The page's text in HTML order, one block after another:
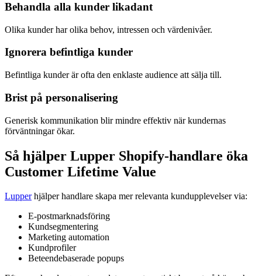
Behandla alla kunder likadant
Olika kunder har olika behov, intressen och värdenivåer.
Ignorera befintliga kunder
Befintliga kunder är ofta den enklaste audience att sälja till.
Brist på personalisering
Generisk kommunikation blir mindre effektiv när kundernas
förväntningar ökar.
Så hjälper Lupper Shopify-handlare öka
Customer Lifetime Value
Lupperhjälper handlare skapa mer relevanta kundupplevelser via:
E-postmarknadsföring
Kundsegmentering
Marketing automation
Kundprofiler
Beteendebaserade popups